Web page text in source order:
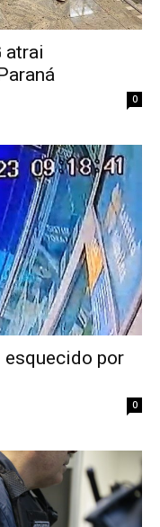
atrai
0
esquecido por
0